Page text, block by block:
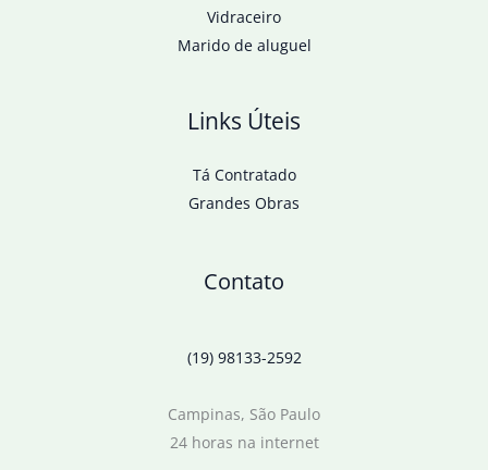
Vidraceiro
Marido de aluguel
Links Úteis
Tá Contratado
Grandes Obras
Contato
(19) 98133-2592
Campinas, São Paulo
24 horas na internet